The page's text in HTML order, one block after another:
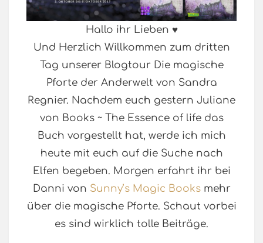
Hallo ihr Lieben ♥
Und Herzlich Willkommen zum dritten
Tag unserer Blogtour Die magische
Pforte der Anderwelt von Sandra
Regnier. Nachdem euch gestern Juliane
von Books ~ The Essence of life das
Buch vorgestellt hat, werde ich mich
heute mit euch auf die Suche nach
Elfen begeben. Morgen erfahrt ihr bei
Danni von Sunny’s Magic Booksmehr
über die magische Pforte. Schaut vorbei
es sind wirklich tolle Beiträge.